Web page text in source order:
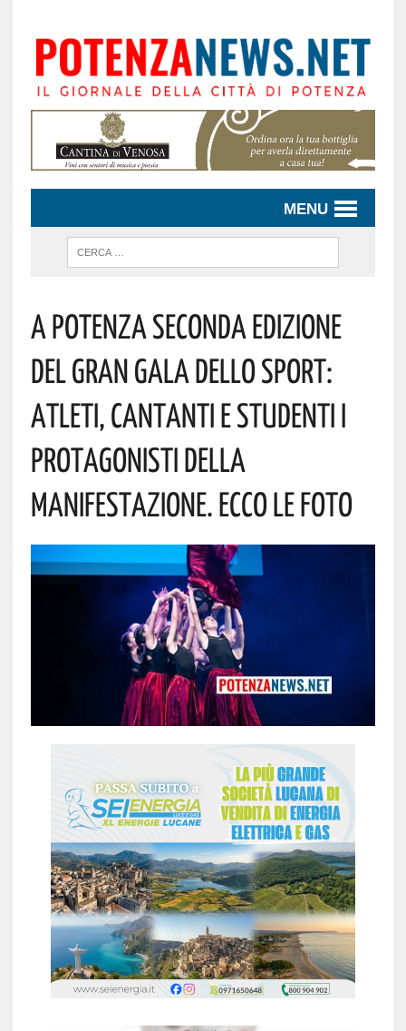
MENU
A Potenza Seconda Edizione
Del Gran Gala Dello Sport:
Atleti, Cantanti E Studenti I
Protagonisti Della
Manifestazione. Ecco Le Foto